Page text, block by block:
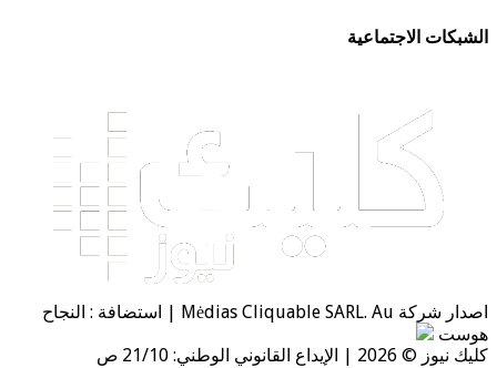
الاجتماعية
اصدار شركة Mėdias Cliquable SARL. Au | استضافة : النجاح
| الإيداع القانوني الوطني: 21/10 ص